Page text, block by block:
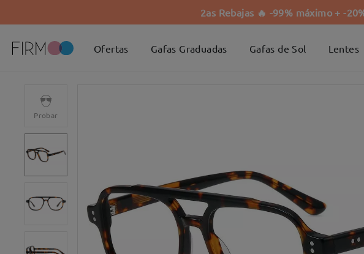
2as Rebajas 🔥 -99% máximo + -
Ofertas Gafas Graduadas Gafas de Sol Lentes
Probar